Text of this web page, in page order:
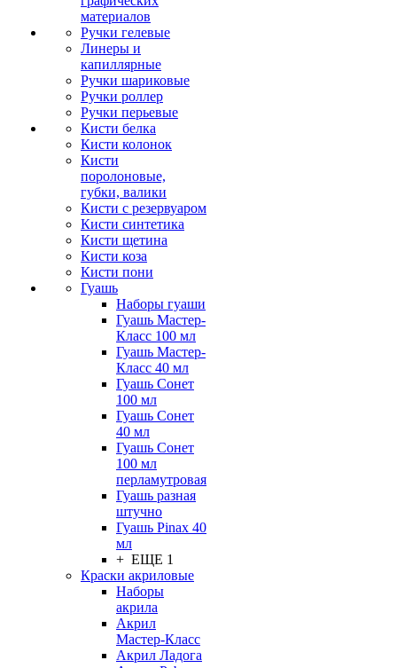
материалов
Ручки гелевые
Линеры и
капиллярные
Ручки шариковые
Ручки роллер
Ручки перьевые
Кисти белка
Кисти колонок
Кисти
поролоновые,
губки, валики
Кисти с резервуаром
Кисти синтетика
Кисти щетина
Кисти коза
Кисти пони
Гуашь
Наборы гуаши
Гуашь Мастер-
Класс 100 мл
Гуашь Мастер-
Класс 40 мл
Гуашь Сонет
100 мл
Гуашь Сонет
40 мл
Гуашь Сонет
100 мл
перламутровая
Гуашь разная
штучно
Гуашь Pinax 40
мл
+ ЕЩЕ 1
Краски акриловые
Наборы
акрила
Акрил
Мастер-Класс
Акрил Ладога